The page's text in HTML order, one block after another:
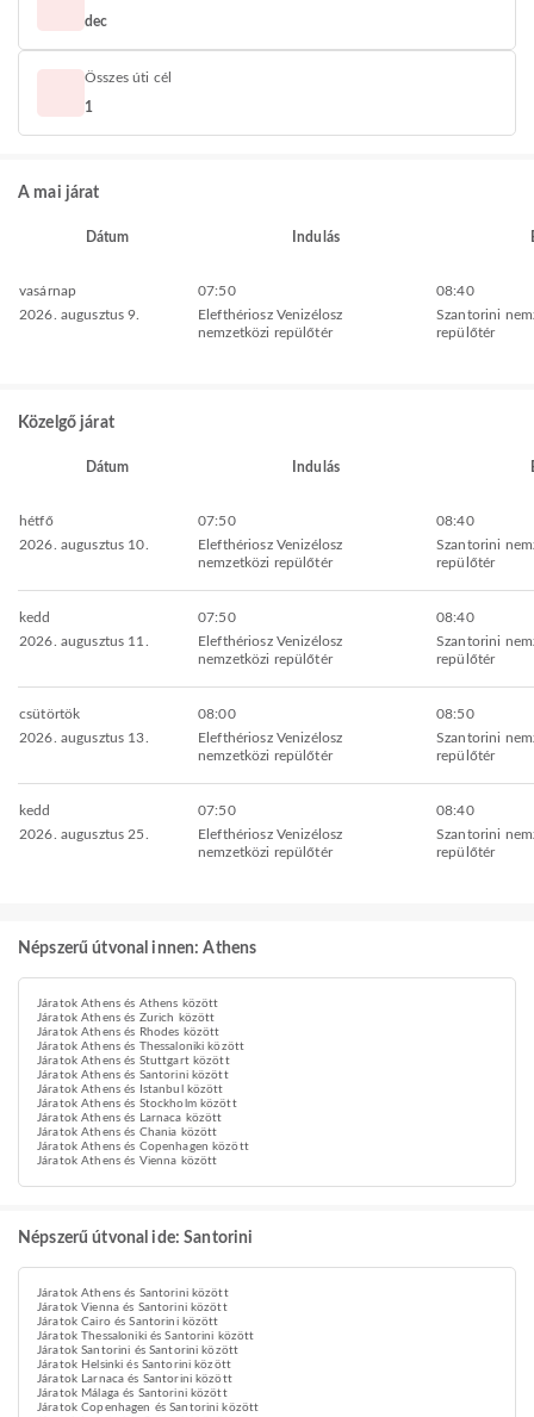
dec
Összes úti cél
1
A mai járat
Dátum Indulás
vasárnap
2026. augusztus 9.
07:50
Elefthériosz Venizélosz
nemzetközi repülőtér
08:40
Szantorini
repülőtér
Közelgő járat
Dátum Indulás
hétfő
2026. augusztus 10.
07:50
Elefthériosz Venizélosz
nemzetközi repülőtér
08:40
Szantorini
repülőtér
kedd
2026. augusztus 11.
07:50
Elefthériosz Venizélosz
nemzetközi repülőtér
08:40
Szantorini
repülőtér
csütörtök
2026. augusztus 13.
08:00
Elefthériosz Venizélosz
nemzetközi repülőtér
08:50
Szantorini
repülőtér
kedd
2026. augusztus 25.
07:50
Elefthériosz Venizélosz
nemzetközi repülőtér
08:40
Szantorini
repülőtér
Népszerű útvonal innen: Athens
Járatok Athens és Athens között
Járatok Athens és Zurich között
Járatok Athens és Rhodes között
Járatok Athens és Thessaloniki között
Járatok Athens és Stuttgart között
Járatok Athens és Santorini között
Járatok Athens és Istanbul között
Járatok Athens és Stockholm között
Járatok Athens és Larnaca között
Járatok Athens és Chania között
Járatok Athens és Copenhagen között
Járatok Athens és Vienna között
Népszerű útvonal ide: Santorini
Járatok Athens és Santorini között
Járatok Vienna és Santorini között
Járatok Cairo és Santorini között
Járatok Thessaloniki és Santorini között
Járatok Santorini és Santorini között
Járatok Helsinki és Santorini között
Járatok Larnaca és Santorini között
Járatok Málaga és Santorini között
Járatok Copenhagen és Santorini között